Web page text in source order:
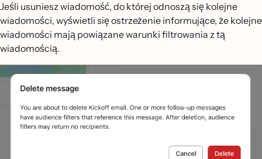
Jeśli usuniesz wiadomość, do której odnoszą się kolejne
wiadomości, wyświetli się ostrzeżenie informujące, że kolejne
wiadomości mają powiązane warunki filtrowania z tą
wiadomością.